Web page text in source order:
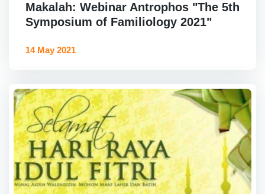
Makalah: Webinar Antrophos "The 5th
Symposium of Familiology 2021"
14 May 2021